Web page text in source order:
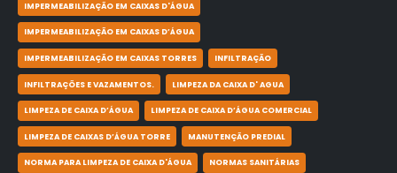
IMPERMEABILIZAÇÃO EM CAIXAS D'ÁGUA
IMPERMEABILIZAÇÃO EM CAIXAS D’ÁGUA
IMPERMEABILIZAÇÃO EM CAIXAS TORRES INFILTRAÇÃO
INFILTRAÇÕES E VAZAMENTOS. LIMPEZA DA CAIXA D' AGUA
LIMPEZA DE CAIXA D’ÁGUA LIMPEZA DE CAIXA D’ÁGUA COMERCIAL
LIMPEZA DE CAIXAS D’ÁGUA TORRE MANUTENÇÃO PREDIAL
NORMA PARA LIMPEZA DE CAIXA D'ÁGUA NORMAS SANITÁRIAS